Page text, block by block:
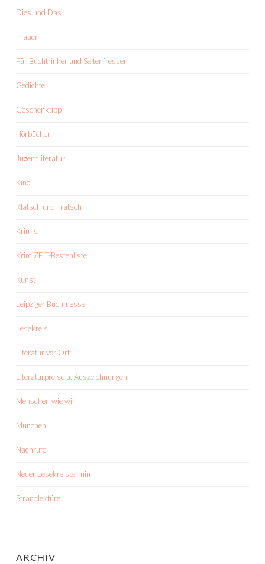
Dies und Das
Frauen
Für Buchtrinker und Seitenfresser
Gedichte
Geschenktipp
Hörbücher
Jugendliteratur
Kino
Klatsch und Tratsch
Krimis
KrimiZEIT-Bestenliste
Kunst
Leipziger Buchmesse
Lesekreis
Literatur vor Ort
Literaturpreise u. Auszeichnungen
Menschen wie wir
München
Nachrufe
Neuer Lesekreistermin
Strandlektüre
ARCHIV